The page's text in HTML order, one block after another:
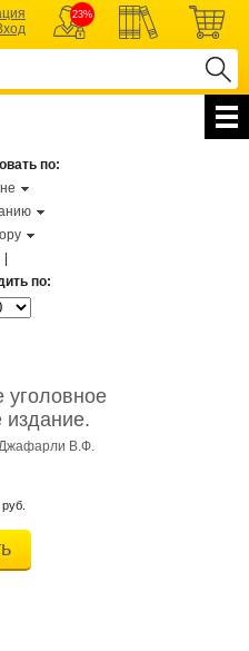
23%
по:
по:
издание.
...
В.Ф.
руб.